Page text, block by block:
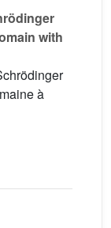
with
à